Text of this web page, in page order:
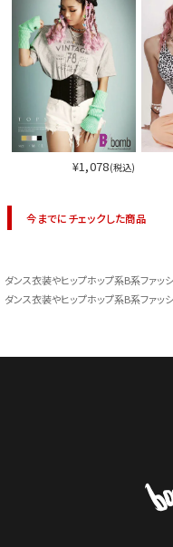
¥1,078(税込)
今までにチェックした商品
ダンス衣装やヒップホップ系B系ファ
ダンス衣装やヒップホップ系B系ファ